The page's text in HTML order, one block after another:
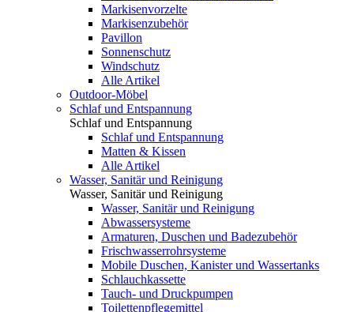
Markisenvorzelte
Markisenzubehör
Pavillon
Sonnenschutz
Windschutz
Alle Artikel
Outdoor-Möbel
Schlaf und Entspannung
Schlaf und Entspannung
Schlaf und Entspannung
Matten & Kissen
Alle Artikel
Wasser, Sanitär und Reinigung
Wasser, Sanitär und Reinigung
Wasser, Sanitär und Reinigung
Abwassersysteme
Armaturen, Duschen und Badezubehör
Frischwasserrohrsysteme
Mobile Duschen, Kanister und Wassertanks
Schlauchkassette
Tauch- und Druckpumpen
Toilettenpflegemittel